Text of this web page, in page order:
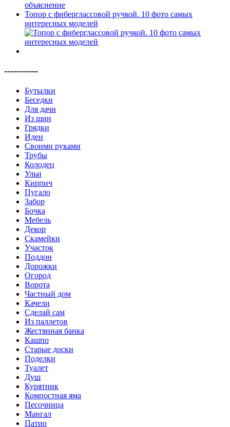
Топор с фиберглассовой ручкой. 10 фото самых
интересных моделей
-----------
Бутылки
Беседки
Для дачи
Из шин
Грядки
Идеи
Своими руками
Трубы
Колодец
Ульи
Кирпич
Пугало
Забор
Бочка
Мебель
Декор
Скамейки
Участок
Поддон
Дорожки
Огород
Ворота
Частный дом
Качели
Сделай сам
Из паллетов
Жестянная банка
Кашпо
Старые доски
Поделки
Туалет
Душ
Курятник
Компостная яма
Песочница
Мангал
Патио